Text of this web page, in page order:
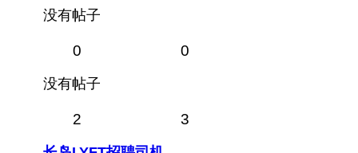
没有帖子
0 0
没有帖子
2 3